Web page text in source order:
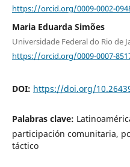
https://orcid.org/0009-0002-
Maria Eduarda Simões
Universidade Federal do Rio de
https://orcid.org/0009-0007-
DOI: https://doi.org/
Palabras clave:
participación comunitaria,
táctico